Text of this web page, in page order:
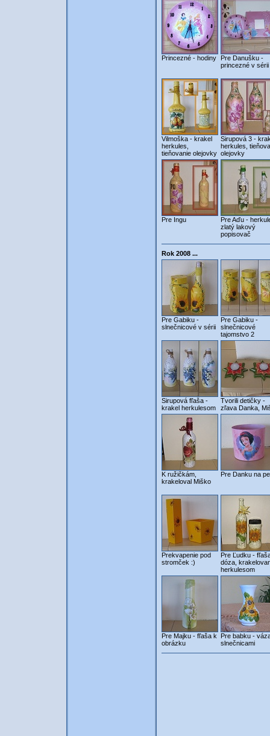
Princezné - hodiny
Pre Danušku -
princezné v sérii
Vilmoška - krakel
herkules,
tieňovanie olejovky
Sirupová 3 -
herkules,
olejovky
Pre Ingu
Pre Aďu -
zlatý lakový
popisovač
Rok 2008 ...
Pre Gabiku -
slnečnicové v sérii
Pre Gabiku -
slnečnicové
tajomstvo 2
Sirupová fľaša -
krakel herkulesom
Tvorili detičky -
zľava Danka,
K ružičkám,
krakeloval Miško
Pre Danku na
Prekvapenie pod
stromček :)
Pre Ľudku -
dóza,
herkulesom
Pre Majku - fľaša k
obrázku
Pre babku -
slnečnicami